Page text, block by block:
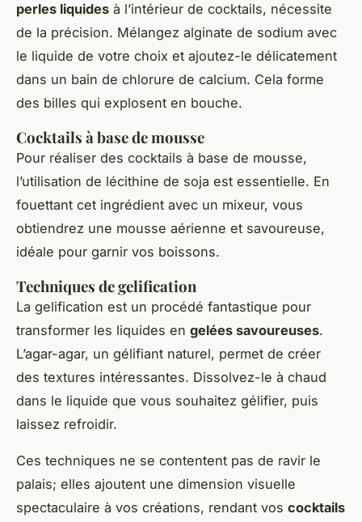
perles liquides à l’intérieur de cocktails, nécessite
de la précision. Mélangez alginate de sodium avec
le liquide de votre choix et ajoutez-le délicatement
dans un bain de chlorure de calcium. Cela forme
des billes qui explosent en bouche.
Cocktails à base de mousse
Pour réaliser des cocktails à base de mousse,
l’utilisation de lécithine de soja est essentielle. En
fouettant cet ingrédient avec un mixeur, vous
obtiendrez une mousse aérienne et savoureuse,
idéale pour garnir vos boissons.
Techniques de gelification
La gelification est un procédé fantastique pour
transformer les liquides en gelées savoureuses.
L’agar-agar, un gélifiant naturel, permet de créer
des textures intéressantes. Dissolvez-le à chaud
dans le liquide que vous souhaitez gélifier, puis
laissez refroidir.
Ces techniques ne se contentent pas de ravir le
palais; elles ajoutent une dimension visuelle
spectaculaire à vos créations, rendant vos cocktails